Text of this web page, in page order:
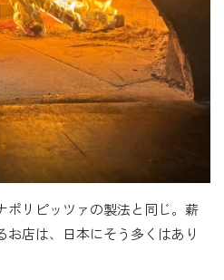
ポリピッツァの製法と同じ。薪
店は、日本にそう多くはあり